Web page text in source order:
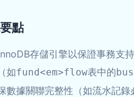
點
存儲引擎以保證事務支持
如fund<em>flow表中的
數據關聯完整性（如流水記錄